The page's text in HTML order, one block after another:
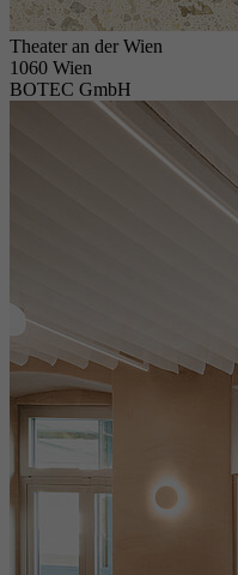
Theater an der Wien
1060 Wien
BOTEC GmbH